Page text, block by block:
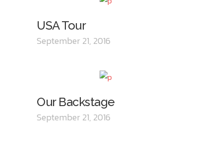
USA Tour
September 21, 2016
Our Backstage
September 21, 2016